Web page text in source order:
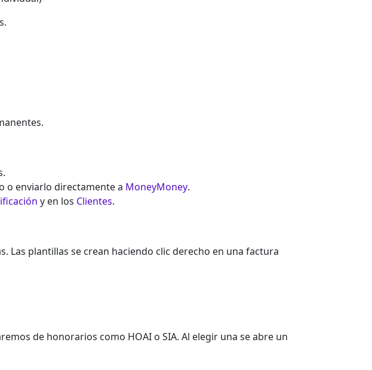
o enviarlo directamente a MoneyMoney.
y en los Clientes.
Las plantillas se crean haciendo clic derecho en una factura
de honorarios como HOAI o SIA. Al elegir una se abre un